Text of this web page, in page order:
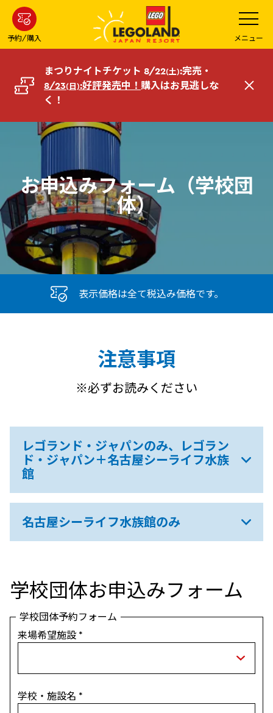
ン
コ
へ
予約/購入
メ
ニ
ュ
ー
を
開
メニュー
まつりナイトチケット 8/22(土):完売・
8/23(日):好評発売中！ 購入はお見逃しな
く！
閉
お申込みフォーム（学校団
体）
表示価格は全て税込み価格です。
注意事項
※必ずお読みください
レゴランド・ジャパンのみ、レゴラン
ド・ジャパン＋名古屋シーライフ水族
館
名古屋シーライフ水族館のみ
学校団体お申込みフォーム
学校団体予約フォーム
来場希望施設 *
学校・施設名 *